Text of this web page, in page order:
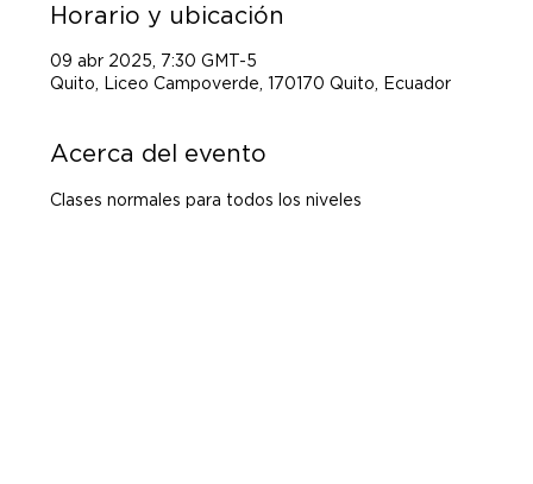
Horario y ubicación
09 abr 2025, 7:30 GMT-5
Quito, Liceo Campoverde, 170170 Quito, Ecuador
Acerca del evento
Clases normales para todos los niveles